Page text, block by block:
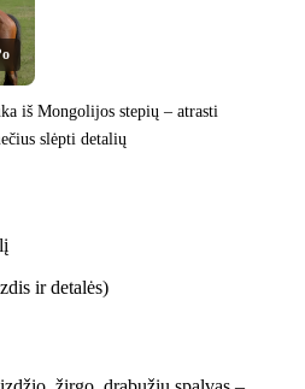
iš Mongolijos stepių – atrasti
slėpti detalių
ir detalės)